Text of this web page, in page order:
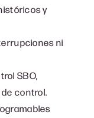
y
ni
SBO,
control.